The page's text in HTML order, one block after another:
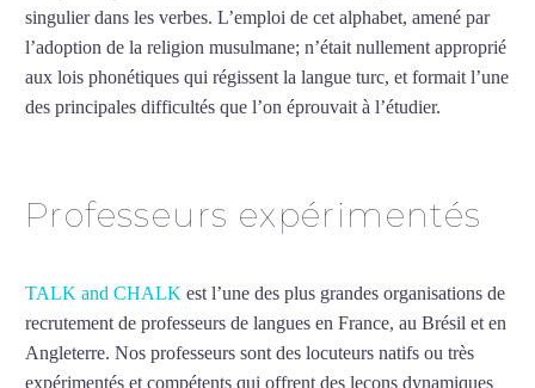
singulier dans les verbes. L’emploi de cet alphabet, amené par
l’adoption de la religion musulmane; n’était nullement approprié
aux lois phonétiques qui régissent la langue turc, et formait l’une
des principales difficultés que l’on éprouvait à l’étudier.
Professeurs expérimentés
TALK and CHALK est l’une des plus grandes organisations de
recrutement de professeurs de langues en France, au Brésil et en
Angleterre. Nos professeurs sont des locuteurs natifs ou très
expérimentés et compétents qui offrent des leçons dynamiques